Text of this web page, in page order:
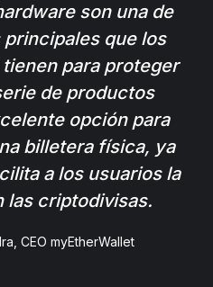
son una de
que los
para proteger
de productos
opción para
billetera física, ya
a los usuarios la
las criptodivisas.
CEO myEtherWallet